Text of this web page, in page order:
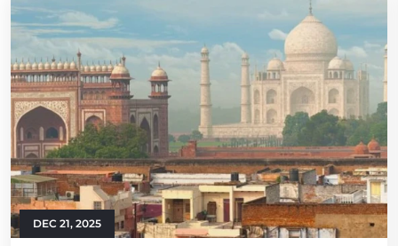
DEC 21, 2025